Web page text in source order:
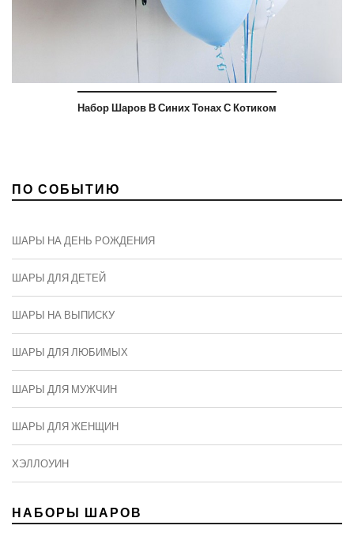
Набор Шаров В Синих Тонах С Котиком
ПО СОБЫТИЮ
ШАРЫ НА ДЕНЬ РОЖДЕНИЯ
ШАРЫ ДЛЯ ДЕТЕЙ
ШАРЫ НА ВЫПИСКУ
ШАРЫ ДЛЯ ЛЮБИМЫХ
ШАРЫ ДЛЯ МУЖЧИН
ШАРЫ ДЛЯ ЖЕНЩИН
ХЭЛЛОУИН
НАБОРЫ ШАРОВ